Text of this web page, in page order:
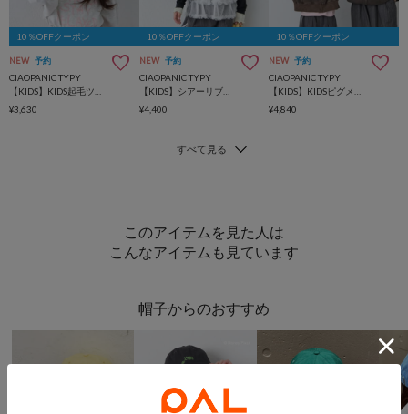
10％OFFクーポン
NEW 予約
CIAOPANIC TYPY
¥3,630
10％OFFクーポン
NEW 予約
CIAOPANIC TYPY
【KIDS】シアーリブタックレースカットカーデ
¥4,400
10％OFFクーポン
NEW 予約
CIAOPANIC TYPY
¥4,840
このアイテムを見た人は
こんなアイテムも見ています
帽子からのおすすめ